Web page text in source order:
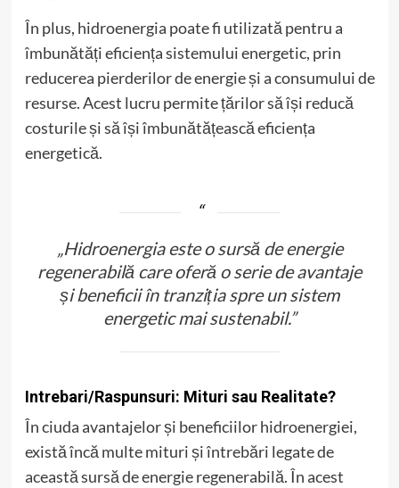
În plus, hidroenergia poate fi utilizată pentru a
îmbunătăți eficiența sistemului energetic, prin
reducerea pierderilor de energie și a consumului de
resurse. Acest lucru permite țărilor să își reducă
costurile și să își îmbunătățească eficiența
energetică.
„Hidroenergia este o sursă de energie
regenerabilă care oferă o serie de avantaje
și beneficii în tranziția spre un sistem
energetic mai sustenabil.”
Intrebari/Raspunsuri: Mituri sau Realitate?
În ciuda avantajelor și beneficiilor hidroenergiei,
există încă multe mituri și întrebări legate de
această sursă de energie regenerabilă. În acest